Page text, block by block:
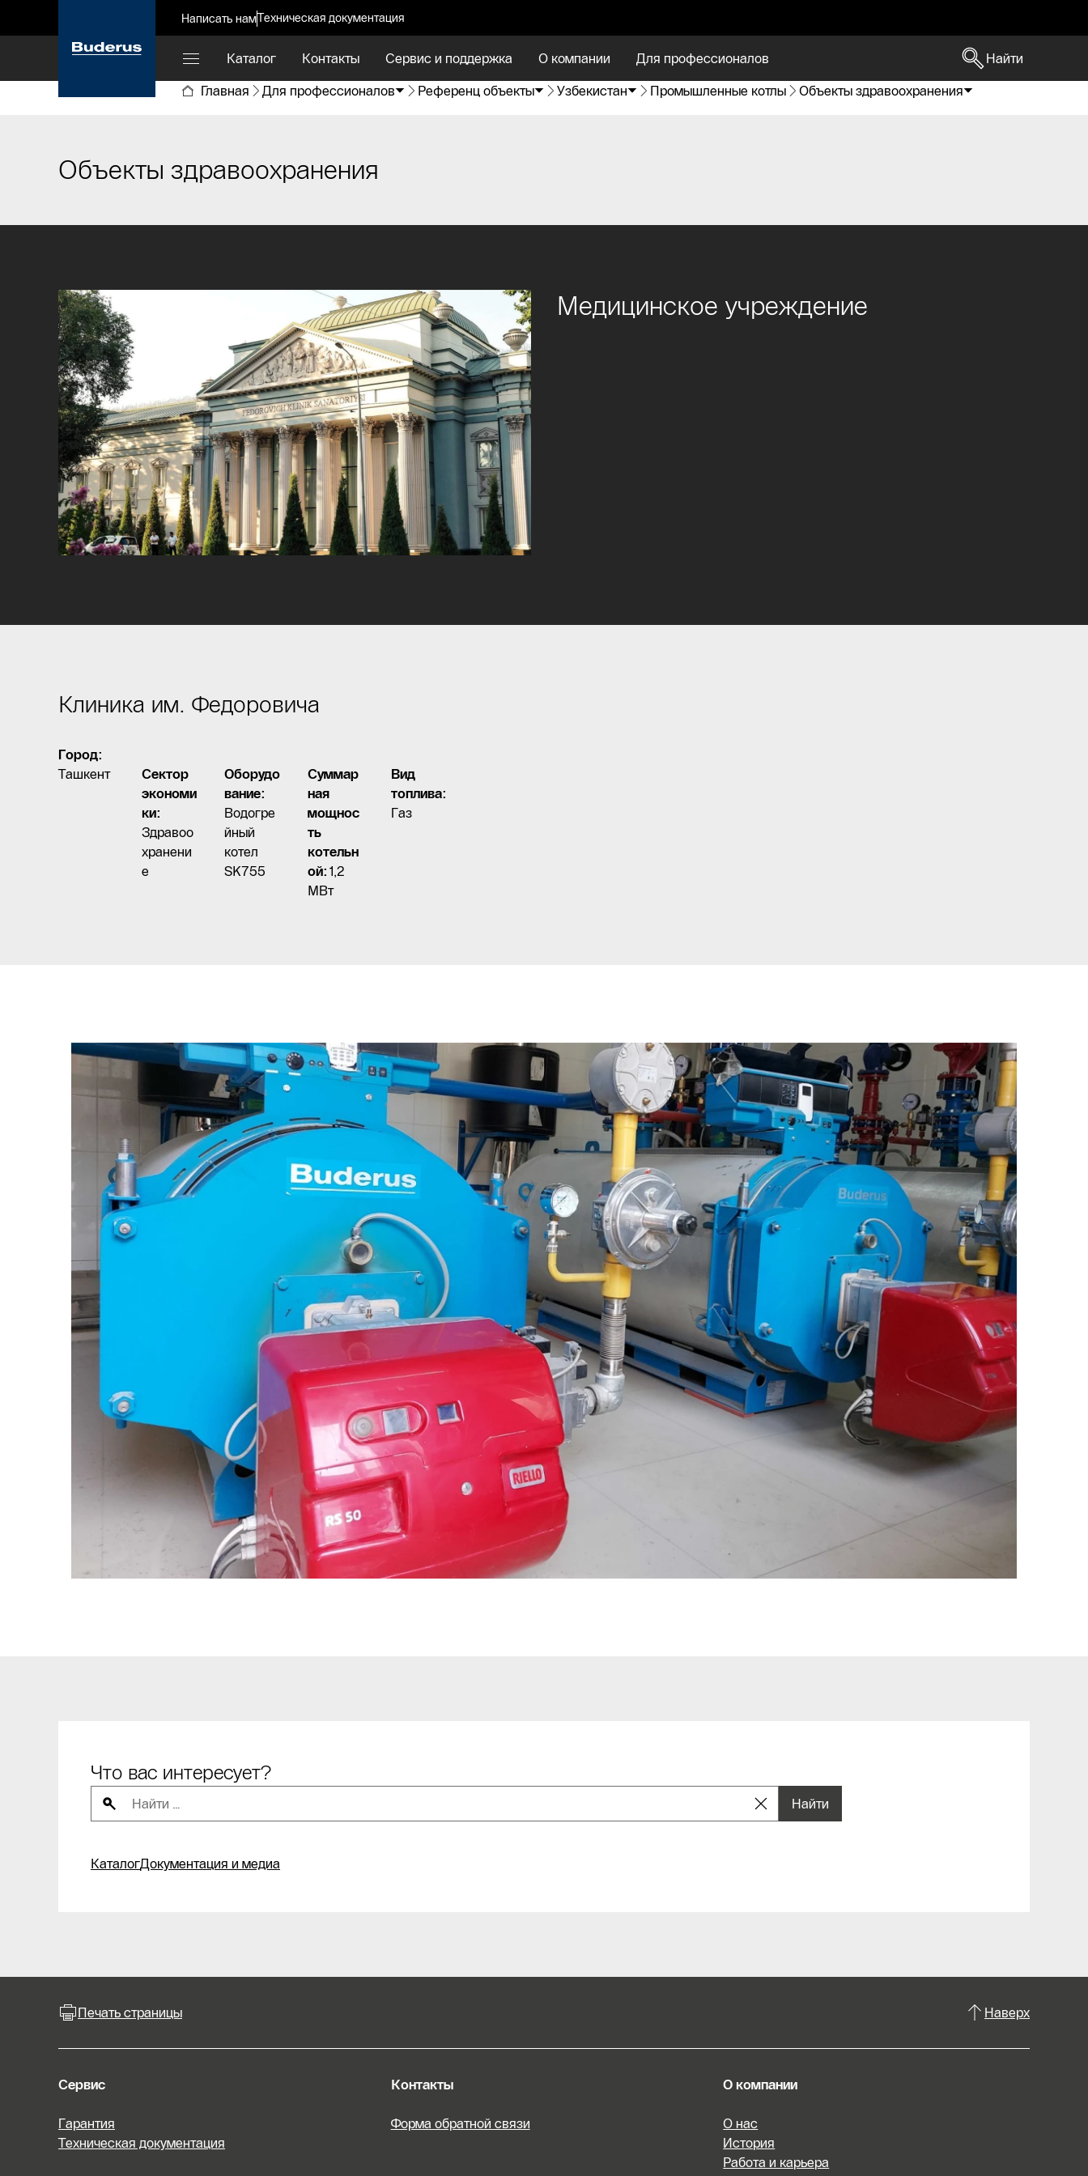
Написать намТехническая документация
Каталог Контакты Сервис и поддержка О компании Для профессионалов
Найти
Главная
Для профессионалов Референц объекты Узбекистан Промышленные котлы Объекты здравоохранения
Объекты здравоохранения
Медицинское учреждение
Клиника им. Федоровича
Город:
Ташкент
Сектор
экономи
ки:
Здравоо
хранени
е
Оборудо
вание:
Водогре
йный
котел
SK755
Суммар
ная
мощнос
ть
котельн
ой: 1,2
МВт
Вид
топлива:
Газ
Что вас интересует?
Найти
КаталогДокументация и медиа
Печать страницы Наверх
Сервис
Гарантия
Техническая документация
Контакты
Форма обратной связи
О компании
О нас
История
Работа и карьера